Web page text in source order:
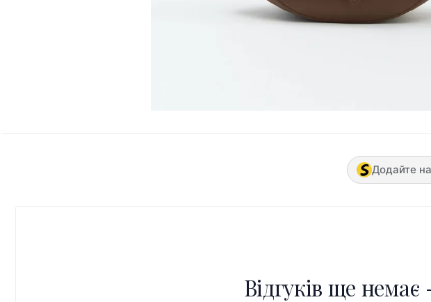
Додайте
Відгуків ще